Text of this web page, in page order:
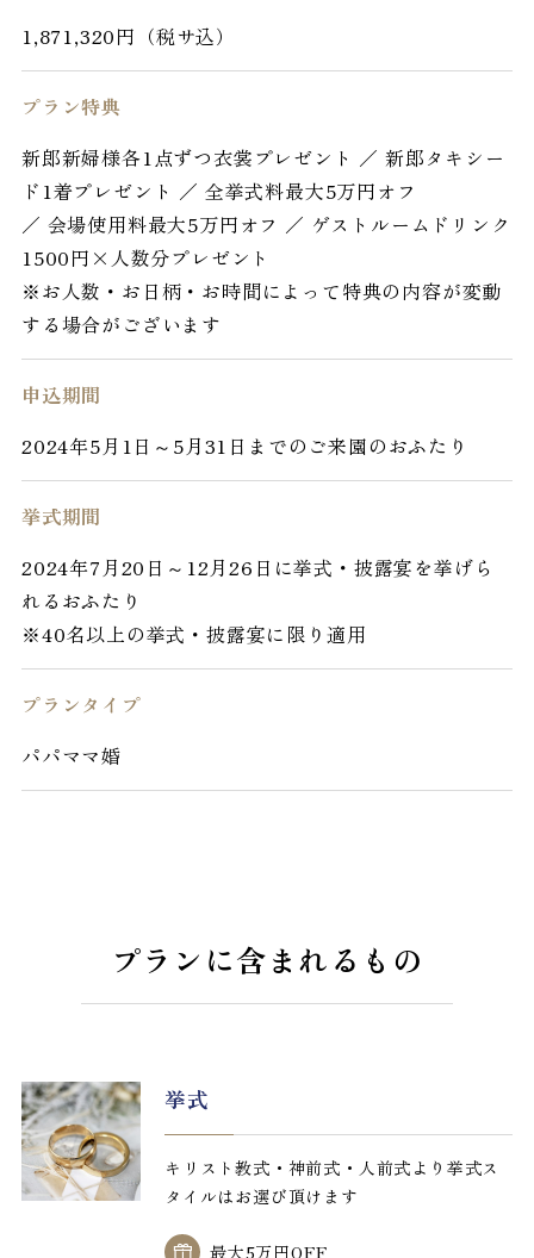
1,871,320円（税サ込）
プラン特典
新郎新婦様各1点ずつ衣裳プレゼント ／ 新郎タキシー
ド1着プレゼント ／ 全挙式料最大5万円オフ
／ 会場使用料最大5万円オフ ／ ゲストルームドリンク
1500円×人数分プレゼント
※お人数・お日柄・お時間によって特典の内容が変動
する場合がございます
申込期間
2024年5月1日～5月31日までのご来園のおふたり
挙式期間
2024年7月20日～12月26日に挙式・披露宴を挙げら
れるおふたり
※40名以上の挙式・披露宴に限り適用
プランタイプ
パパママ婚
プランに含まれるもの
挙式
キリスト教式・神前式・人前式より挙式ス
タイルはお選び頂けます
最大5万円OFF